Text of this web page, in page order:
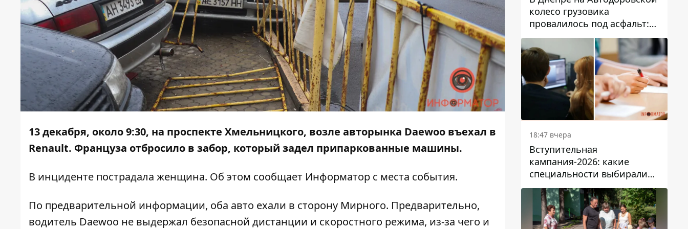
13 декабря, около 9:30, на проспекте Хмельницкого, возле авторынка Daewoo въехал в
Renault. Француза отбросило в забор, который задел припаркованные машины.
В инциденте пострадала женщина. Об этом сообщает Информатор с места события.
По предварительной информации, оба авто ехали в сторону Мирного. Предварительно,
водитель Daewoo не выдержал безопасной дистанции и скоростного режима, из-за чего и
колесо грузовика
провалилось под асфальт:
движение заблокировано
18:47 вчера
Вступительная
кампания-2026: какие
специальности выбирали
абитуриенты в Украине